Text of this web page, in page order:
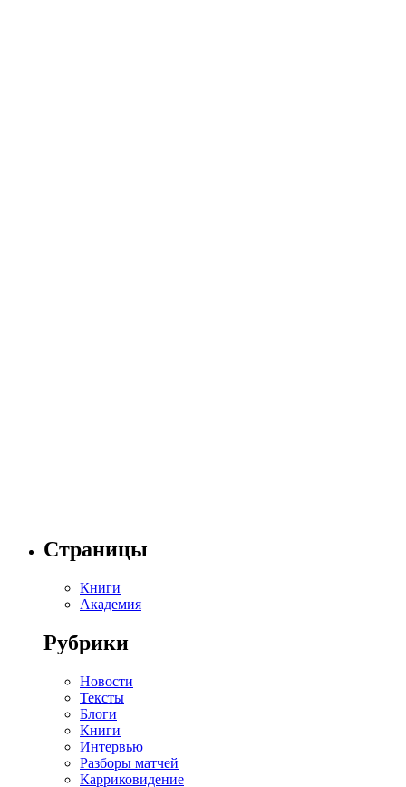
Страницы
Книги
Академия
Рубрики
Новости
Тексты
Блоги
Книги
Интервью
Разборы матчей
Карриковидение